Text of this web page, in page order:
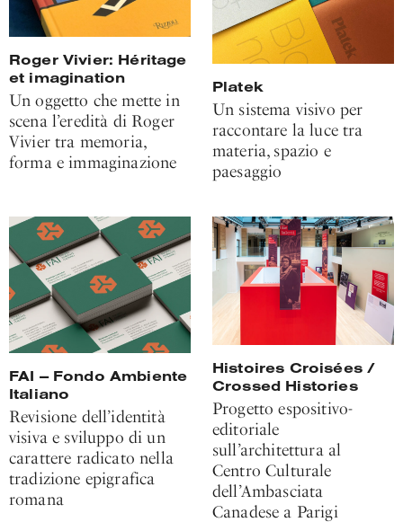
Roger Vivier: Héritage
et imagination
Un oggetto che mette in
scena l’eredità di Roger
Vivier tra memoria,
forma e immaginazione
Platek
Un sistema visivo per
raccontare la luce tra
materia, spazio e
paesaggio
FAI — Fondo Ambiente
Italiano
Revisione dell’identità
visiva e sviluppo di un
carattere radicato nella
tradizione epigrafica
romana
Histoires Croisées /
Crossed Histories
Progetto espositivo-
editoriale
sull’architettura al
Centro Culturale
dell’Ambasciata
Canadese a Parigi